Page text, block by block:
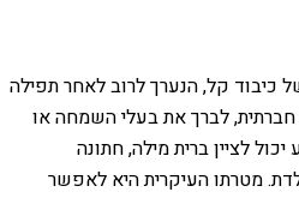
כיבוד קל, הנערך לרוב לאחר תפילה
חברתית, לברך את בעלי השמחה או
לציין ברית מילה, חתונה
מטרתו העיקרית היא לאפשר